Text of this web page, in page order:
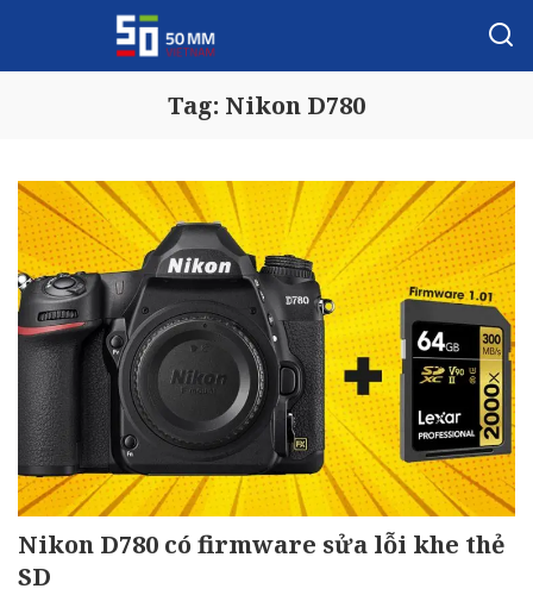
Tag: Nikon D780
Nikon D780 có firmware sửa lỗi khe thẻ
SD